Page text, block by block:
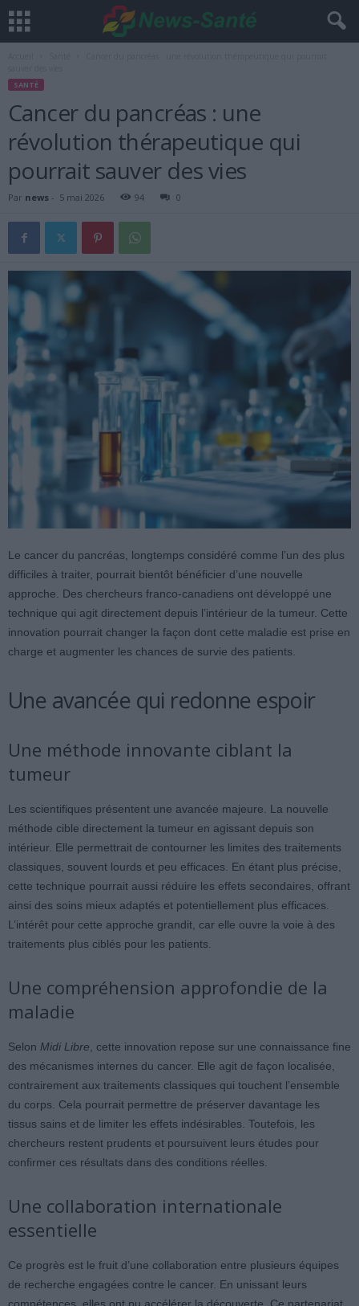
SANTÉ
Cancer du pancréas : une
révolution thérapeutique qui
pourrait sauver des vies
Par news - 5 mai 2026 94 0
Le cancer du pancréas, longtemps considéré comme l’un des plus
difficiles à traiter, pourrait bientôt bénéficier d’une nouvelle
approche. Des chercheurs franco-canadiens ont développé une
technique qui agit directement depuis l’intérieur de la tumeur. Cette
innovation pourrait changer la façon dont cette maladie est prise en
charge et augmenter les chances de survie des patients.
Une avancée qui redonne espoir
Une méthode innovante ciblant la
tumeur
Les scientifiques présentent une avancée majeure. La nouvelle
méthode cible directement la tumeur en agissant depuis son
intérieur. Elle permettrait de contourner les limites des traitements
classiques, souvent lourds et peu efficaces. En étant plus précise,
cette technique pourrait aussi réduire les effets secondaires, offrant
ainsi des soins mieux adaptés et potentiellement plus efficaces.
L’intérêt pour cette approche grandit, car elle ouvre la voie à des
traitements plus ciblés pour les patients.
Une compréhension approfondie de la
maladie
Selon Midi Libre , cette innovation repose sur une connaissance fine
des mécanismes internes du cancer. Elle agit de façon localisée,
contrairement aux traitements classiques qui touchent l’ensemble
du corps. Cela pourrait permettre de préserver davantage les
tissus sains et de limiter les effets indésirables. Toutefois, les
chercheurs restent prudents et poursuivent leurs études pour
confirmer ces résultats dans des conditions réelles.
Une collaboration internationale
essentielle
Ce progrès est le fruit d’une collaboration entre plusieurs équipes
de recherche engagées contre le cancer. En unissant leurs